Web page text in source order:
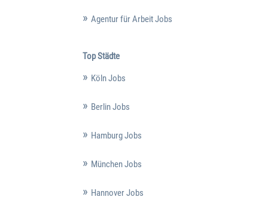
Agentur für Arbeit Jobs
Top Städte
Köln Jobs
Berlin Jobs
Hamburg Jobs
München Jobs
Hannover Jobs